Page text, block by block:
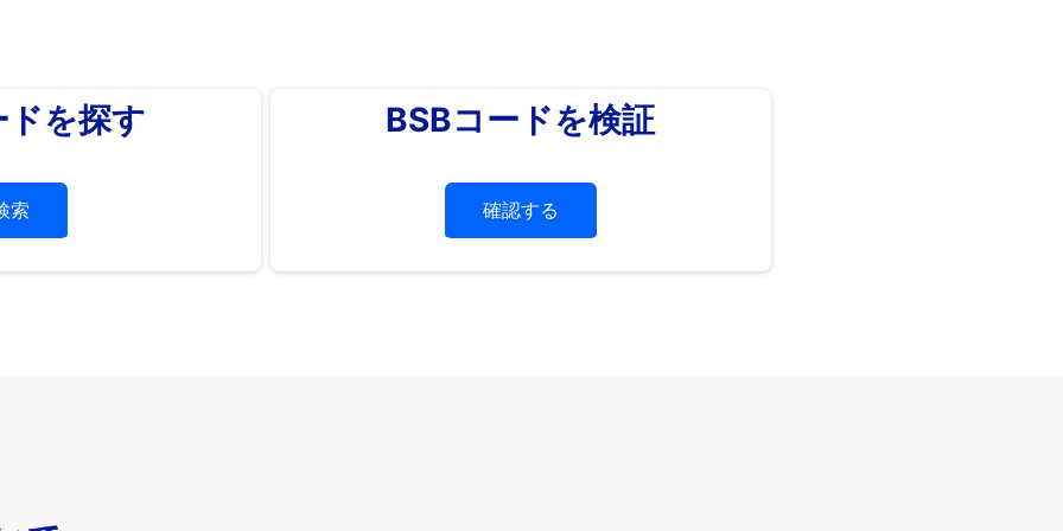
を探す
索
BSBコードを検証
確認する